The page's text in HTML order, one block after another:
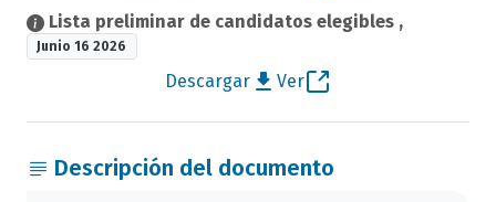
Lista preliminar de candidatos elegibles ,
Junio 16 2026
Descargar Ver
Descripción del documento